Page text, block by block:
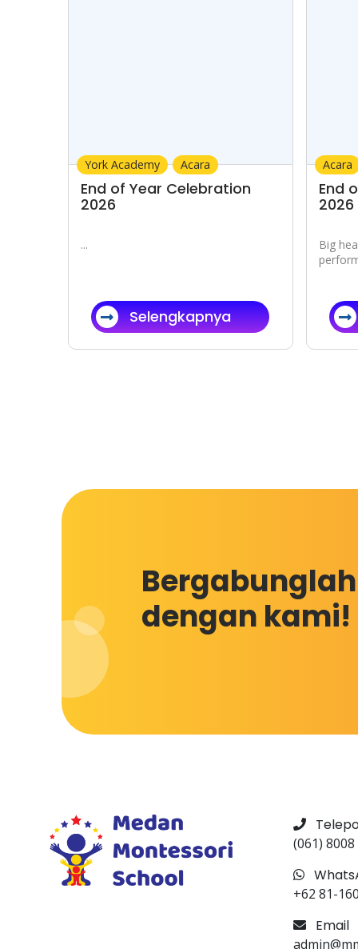
York Academy Acara
End of Year Celebration
2026
...
Selengkapnya
Acara
End
2026
Big
Bergabunglah
dengan kami!
(061)
+62 81-
Email